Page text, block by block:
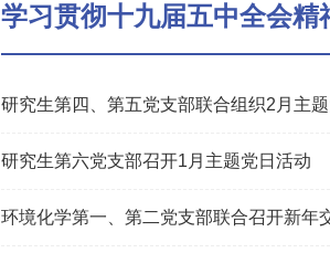
学习贯彻十九届五中全会精
研究生第四、第五党支部联合组织2月主
研究生第六党支部召开1月主题党日活动
环境化学第一、第二党支部联合召开新年